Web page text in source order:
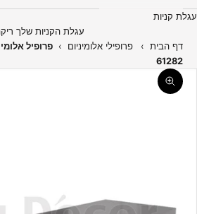
עגלת קניות
עגלת הקניות שלך
דף הבית › פרופילי אלומיניום › פרופיל
61282
תקריב